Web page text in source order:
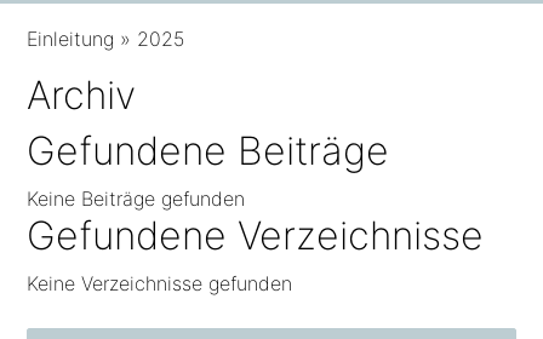
Einleitung » 2025
Archiv
Gefundene Beiträge
Keine Beiträge gefunden
Gefundene Verzeichnisse
Keine Verzeichnisse gefunden